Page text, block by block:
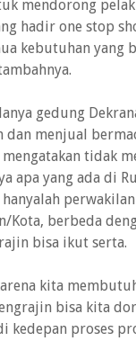
mendorong
hadir one stop
kebutuhan yang
gedung
dan menjual
mengatakan tidak
apa yang ada di
hanyalah
Kota, berbeda
bisa ikut serta.
kita
bisa kita
kedepan proses